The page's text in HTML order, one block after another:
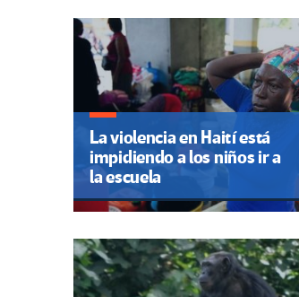
La violencia en Haití está
impidiendo a los niños ir a
la escuela